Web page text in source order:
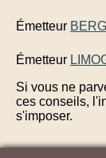
Émetteur
Émetteur
Si vous ne
ces conseils,
s'imposer.